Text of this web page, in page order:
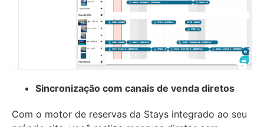
Sincronização com canais de venda diretos
Com o motor de reservas da Stays integrado ao seu